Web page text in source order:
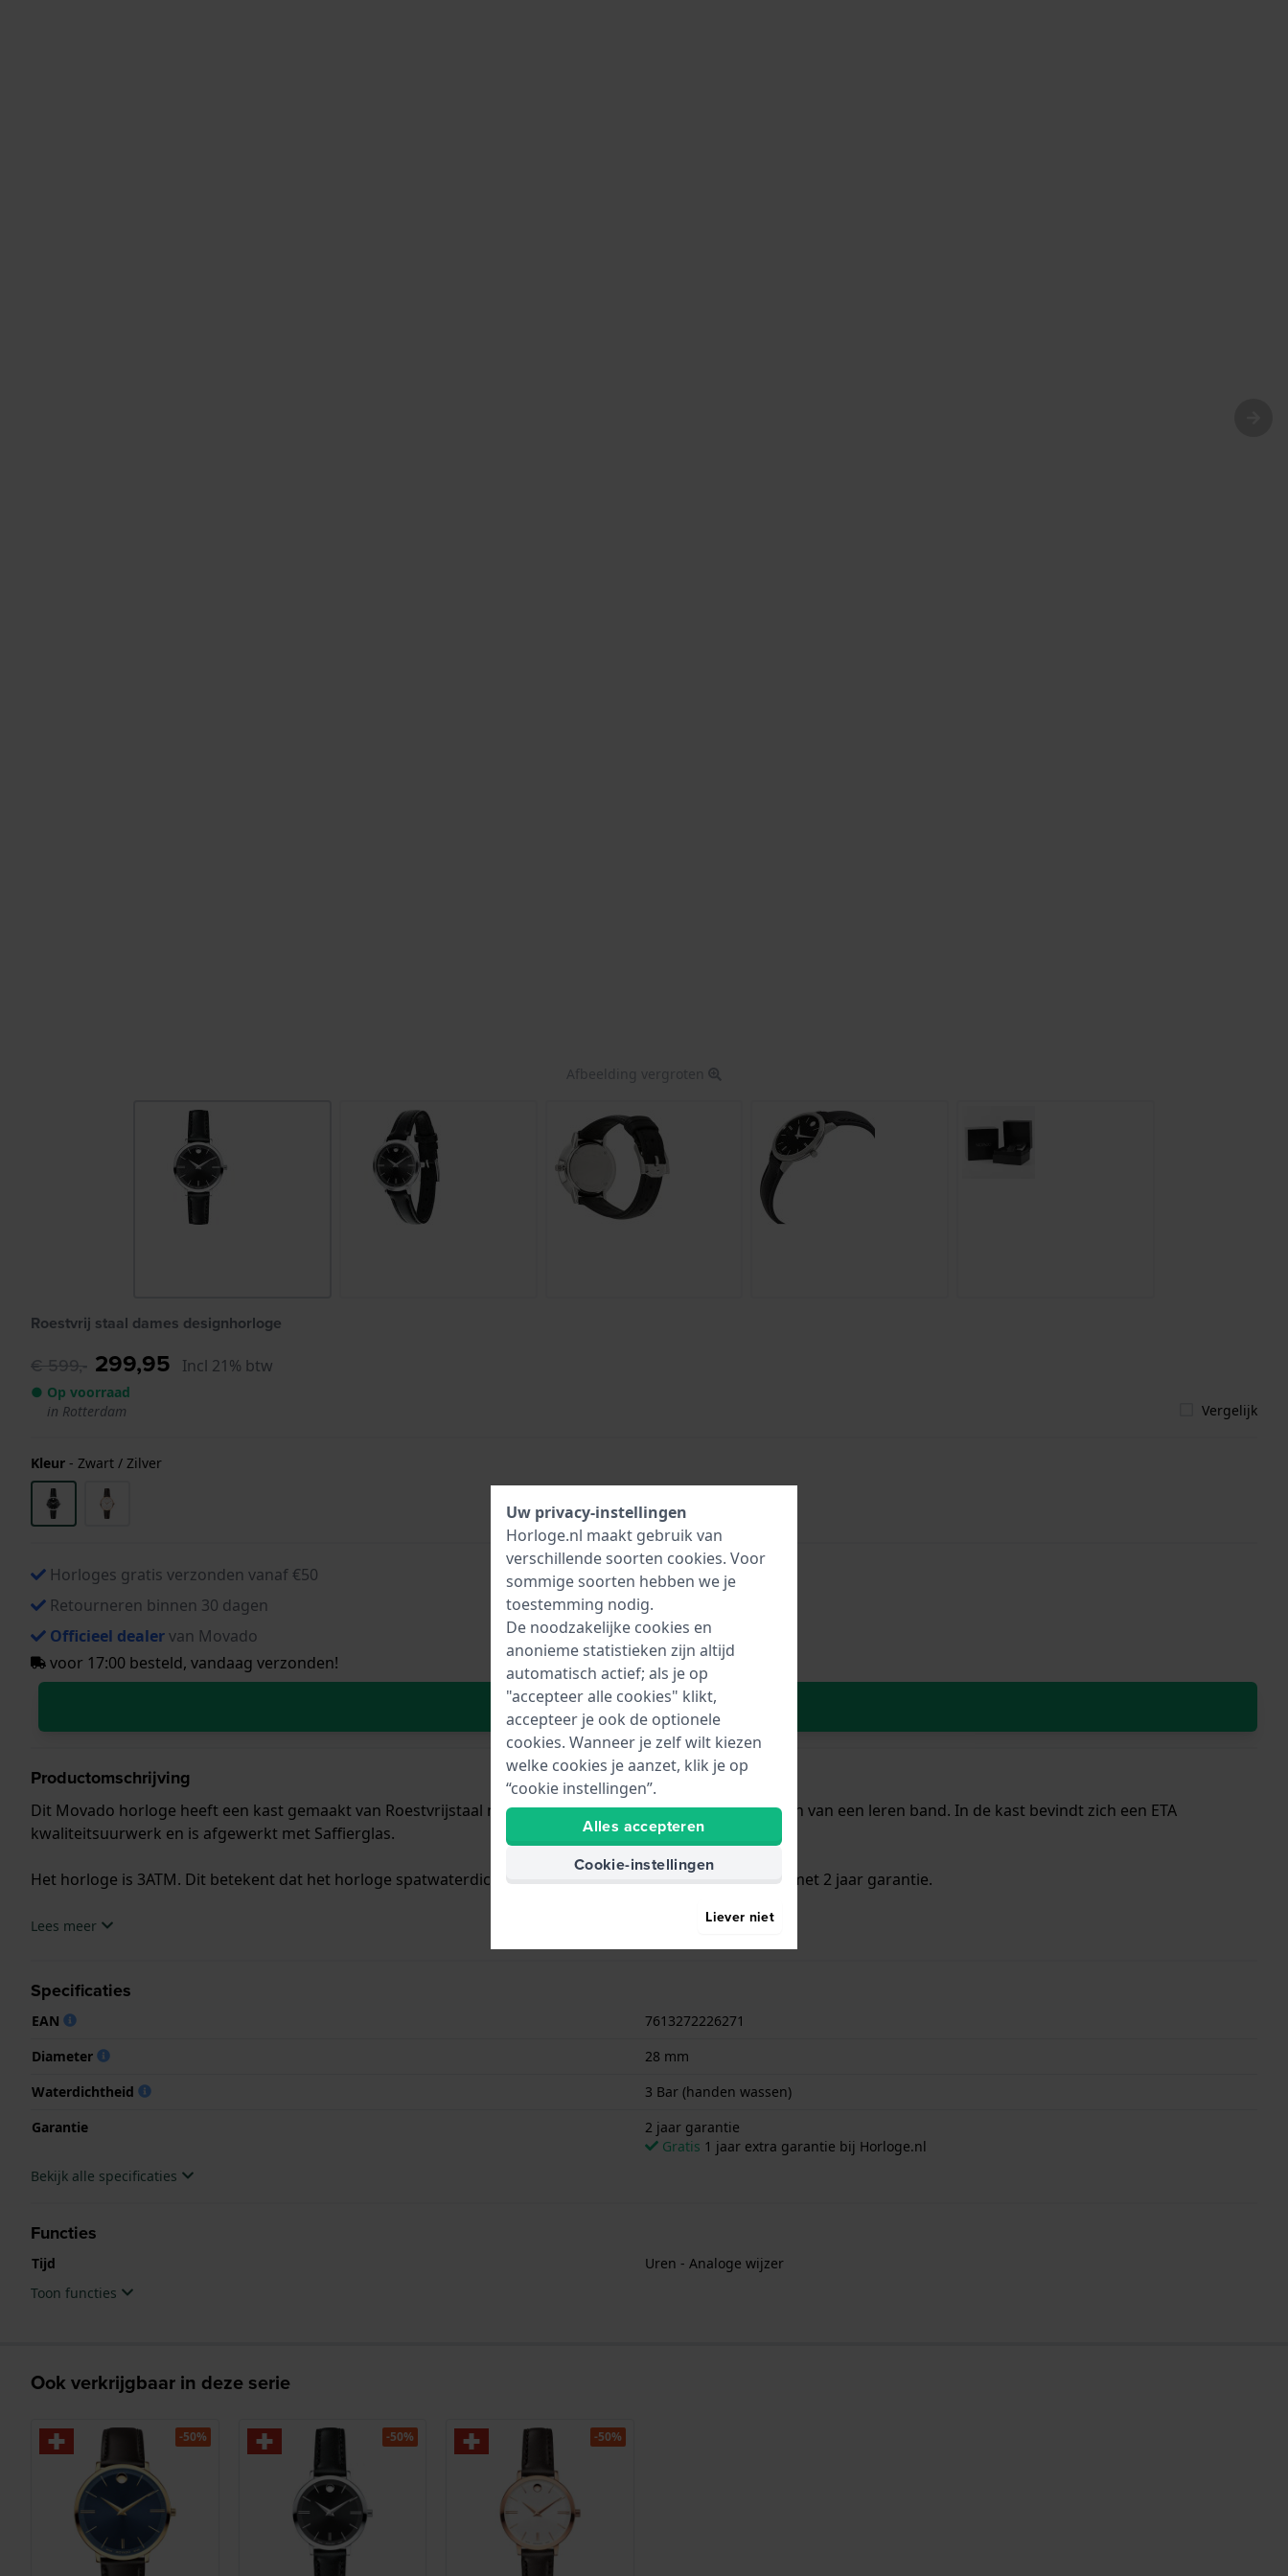
Afbeelding vergroten
Roestvrij staal dames designhorloge
€ 599,- 299,95 Incl 21% btw
● Op voorraad
in Rotterdam
Vergelijk
Kleur - Zwart / Zilver
Horloges gratis verzonden vanaf €50
Retourneren binnen 30 dagen
Officieel dealervan Movado
voor 17:00 besteld, vandaag verzonden!
In Winkelwagen
Productomschrijving
Dit Movado horloge heeft een kast gemaakt van Roestvrijstaal met een diameter van 28 mm en is voorzien van een leren band. In de kast bevindt zich een ETA
kwaliteitsuurwerk en is afgewerkt met Saffierglas.
Het horloge is 3ATM. Dit betekent dat het horloge spatwaterdicht is.. Verder wordt het horloge geleverd met 2 jaar garantie.
.Lees meer
Specificaties
EAN
7613272226271
Diameter
28 mm
Waterdichtheid
3 Bar (handen wassen)
Garantie
2 jaar garantie
Gratis 1 jaar extra garantie bij Horloge.nl
Bekijk alle specificaties
Functies
Tijd
Uren - Analoge wijzer
Toon functies
Ook verkrijgbaar in deze serie
-50% -50% -50%
Uw privacy-instellingen
Horloge.nl maakt gebruik van
verschillende soorten cookies. Voor
sommige soorten hebben we je
toestemming nodig.
De noodzakelijke cookies en
anonieme statistieken zijn altijd
automatisch actief; als je op
"accepteer alle cookies" klikt,
accepteer je ook de optionele
cookies. Wanneer je zelf wilt kiezen
welke cookies je aanzet, klik je op
“cookie instellingen”.
Alles accepteren
Cookie-instellingen
Liever niet